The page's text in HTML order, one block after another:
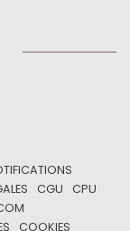
CGU
CPU
COOKIES